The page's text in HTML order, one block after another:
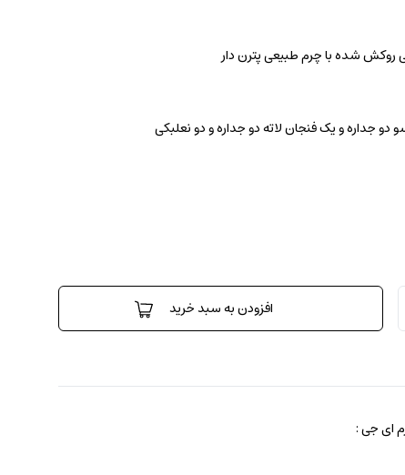
روکش شده با چرم طبیعی پترن دار
دو جداره و یک فنجان لاته دو جداره و دو نعلبکی
افزودن به سبد خرید
ای جی :